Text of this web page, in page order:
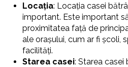
Locația: Locația casei
important. Este important
proximitatea față de
ale orașului, cum ar fi școli,
facilități.
Starea casei: Starea